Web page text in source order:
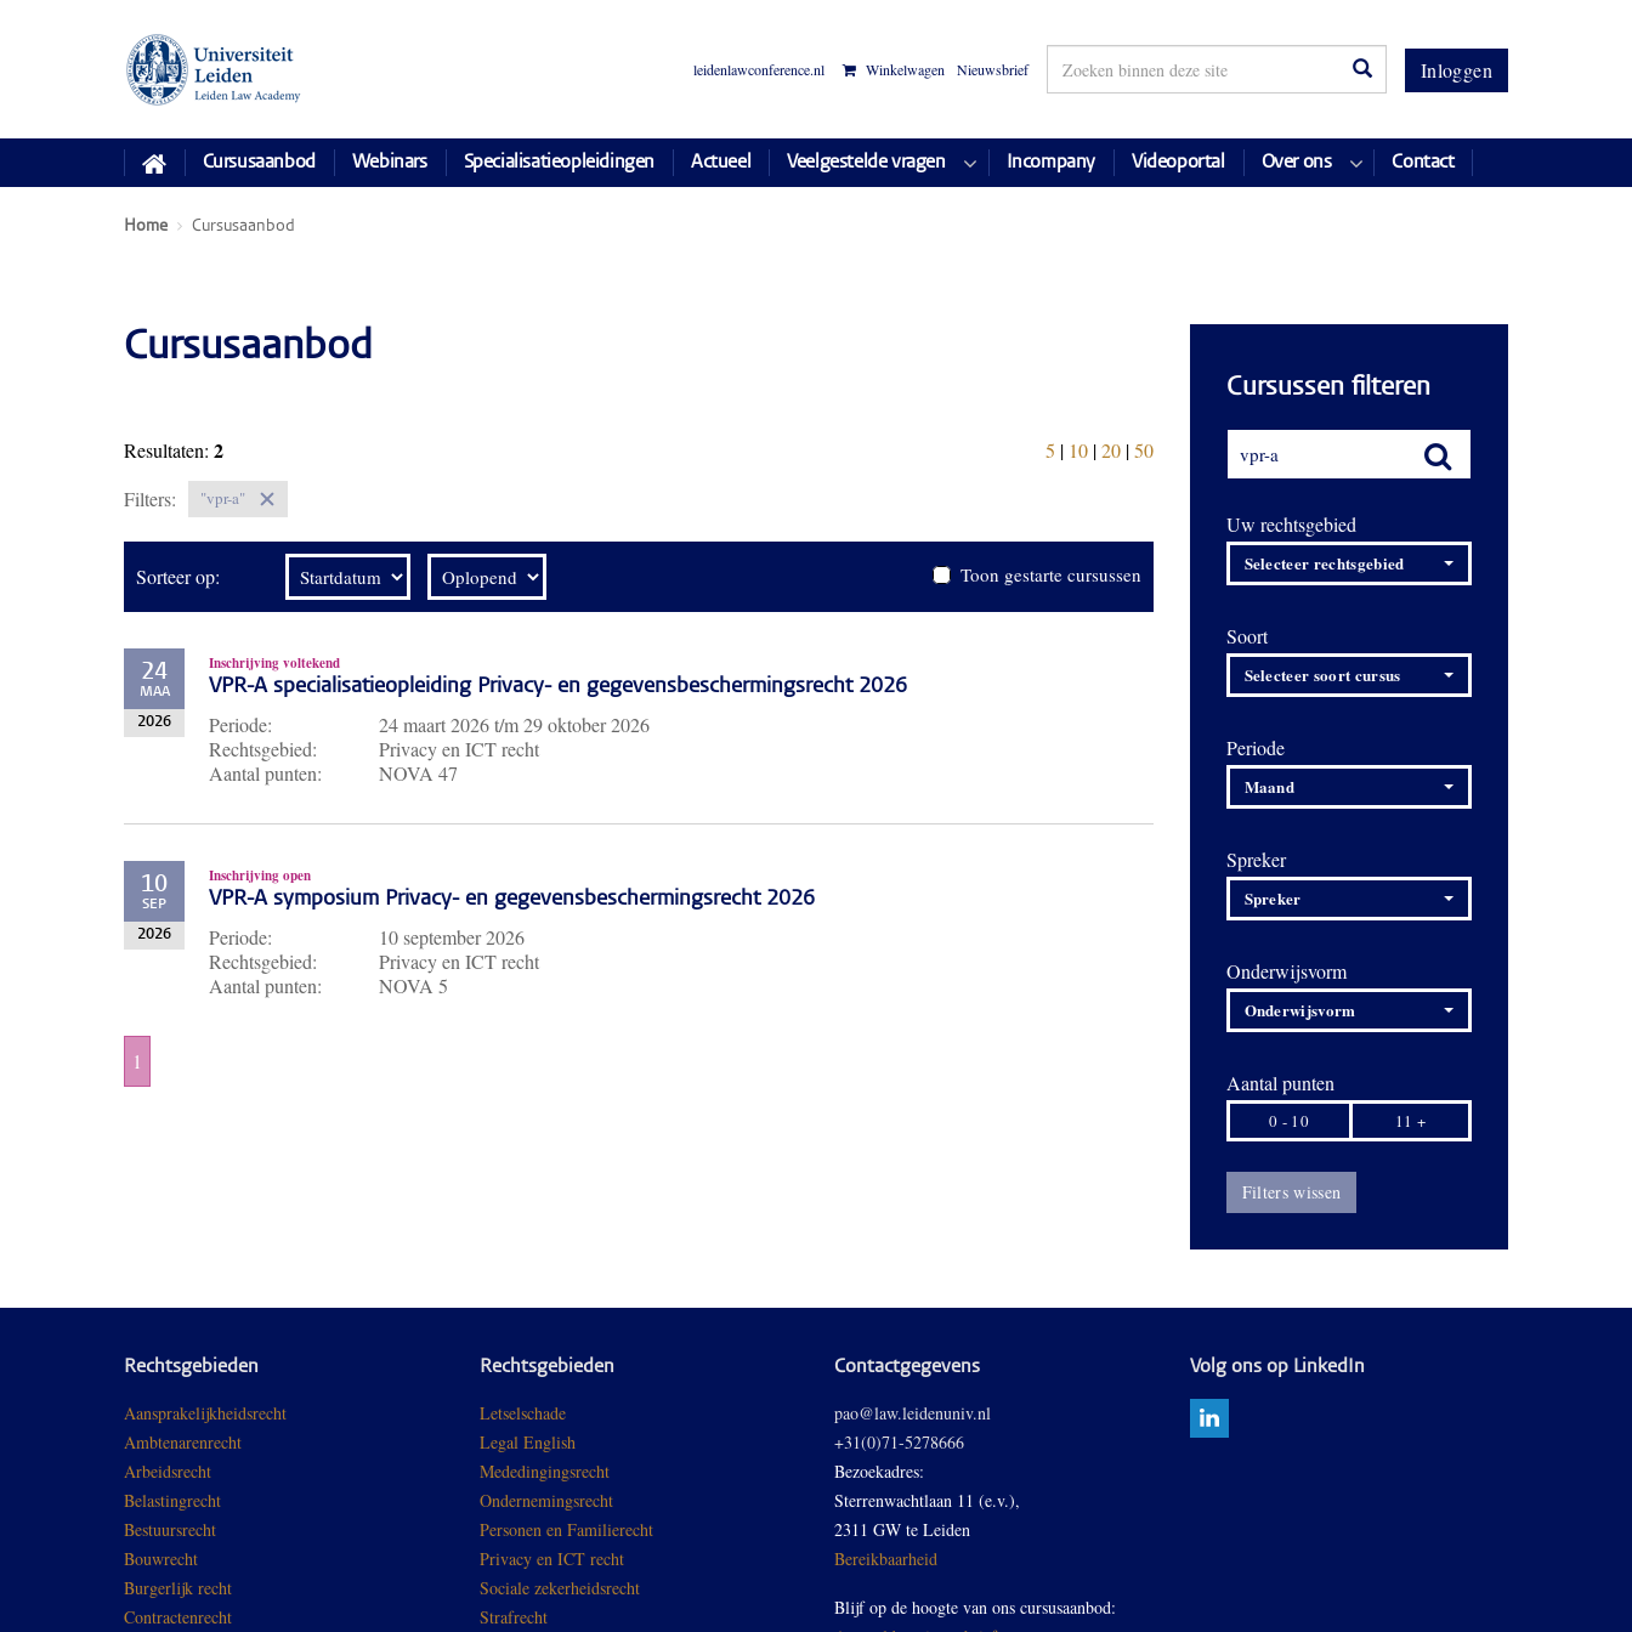
Inloggen
leidenlawconference.nl Winkelwagen Nieuwsbrief
Cursusaanbod Webinars Specialisatieopleidingen Actueel Veelgestelde vragen Incompany Videoportal Over ons Contact
Home Cursusaanbod
Cursusaanbod
Resultaten: 2 5 | 10|20|50
Filters:
"vpr-a"
Sorteer op: Toon gestarte cursussen
24
MAA
2026
Inschrijving voltekend
VPR-A specialisatieopleiding Privacy- en gegevensbeschermingsrecht 2026
Periode: 24 maart 2026t/m29 oktober 2026
Rechtsgebied:
Privacy en ICT recht
Aantal punten:
NOVA 47
10
SEP
2026
Inschrijving open
VPR-A symposium Privacy- en gegevensbeschermingsrecht 2026
Periode:
10 september 2026
Rechtsgebied:
Privacy en ICT recht
Aantal punten:
NOVA 5
1
Cursussen filteren
Uw rechtsgebied
Selecteer rechtsgebied
Soort
Selecteer soort cursus
Periode
Maand
Spreker
Spreker
Onderwijsvorm
Onderwijsvorm
Aantal punten
0 - 10 11 +
Filters wissen
Rechtsgebieden
Aansprakelijkheidsrecht
Ambtenarenrecht
Arbeidsrecht
Belastingrecht
Bestuursrecht
Bouwrecht
Burgerlijk recht
Contractenrecht
Rechtsgebieden
Letselschade
Legal English
Mededingingsrecht
Ondernemingsrecht
Personen en Familierecht
Privacy en ICT recht
Sociale zekerheidsrecht
Strafrecht
Contactgegevens
pao@law.leidenuniv.nl
+31(0)71-5278666
Bezoekadres:
Sterrenwachtlaan 11 (e.v.),
2311 GW te Leiden
Bereikbaarheid
Blijf op de hoogte van ons cursusaanbod:
Volg ons op LinkedIn